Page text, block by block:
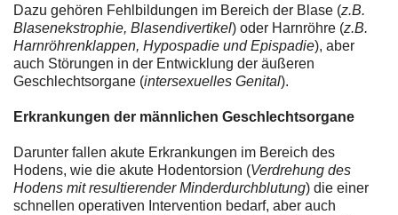
Dazu gehören Fehlbildungen im Bereich der Blase (z.B.
Blasenekstrophie, Blasendivertikel) oder Harnröhre (z.B.
Harnröhrenklappen, Hypospadie und Epispadie), aber
auch Störungen in der Entwicklung der äußeren
Geschlechtsorgane (intersexuelles Genital).
Erkrankungen der männlichen Geschlechtsorgane
Darunter fallen akute Erkrankungen im Bereich des
Hodens, wie die akute Hodentorsion (Verdrehung des
Hodens mit resultierender Minderdurchblutung) die einer
schnellen operativen Intervention bedarf, aber auch